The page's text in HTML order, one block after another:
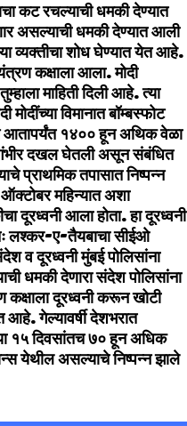
कट रचल्याची धमकी देण्यात
असल्याची धमकी देण्यात आली
व्यक्तीचा शोध घेण्यात येत आहे.
कक्षाला आला. मोदी
माहिती दिली आहे. त्या
विमानात बॉम्बस्फोट
आतापर्यंत १४०० हून अथिक वेळा
गंभीर दखल घेतली असून संबंधित
प्राथमिक तपासात निष्पन्न
महिन्यात अशा
दूरध्वनी आला होता. हा दूरध्वनी
लश्कर-ए-तैयबाचा सीईओ
व दूरध्वनी मुंबई पोलिसांना
धमकी देणारा संदेश पोलिसांना
कक्षाला दूरध्वनी करून खोटी
आहे. गेल्यावर्षी देशभरात
१५ दिवसांतच ७० हून अधिक
येथील असल्याचे निष्पन्न झाले